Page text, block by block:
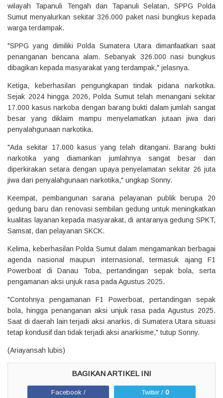
wilayah Tapanuli Tengah dan Tapanuli Selatan, SPPG Polda
Sumut menyalurkan sekitar 326.000 paket nasi bungkus kepada
warga terdampak.
"SPPG yang dimiliki Polda Sumatera Utara dimanfaatkan saat
penanganan bencana alam. Sebanyak 326.000 nasi bungkus
dibagikan kepada masyarakat yang terdampak," jelasnya.
Ketiga, keberhasilan pengungkapan tindak pidana narkotika.
Sejak 2024 hingga 2026, Polda Sumut telah menangani sekitar
17.000 kasus narkoba dengan barang bukti dalam jumlah sangat
besar yang diklaim mampu menyelamatkan jutaan jiwa dari
penyalahgunaan narkotika.
"Ada sekitar 17.000 kasus yang telah ditangani. Barang bukti
narkotika yang diamankan jumlahnya sangat besar dan
diperkirakan setara dengan upaya penyelamatan sekitar 26 juta
jiwa dari penyalahgunaan narkotika," ungkap Sonny.
Keempat, pembangunan sarana pelayanan publik berupa 20
gedung baru dan renovasi sembilan gedung untuk meningkatkan
kualitas layanan kepada masyarakat, di antaranya gedung SPKT,
Samsat, dan pelayanan SKCK.
Kelima, keberhasilan Polda Sumut dalam mengamankan berbagai
agenda nasional maupun internasional, termasuk ajang F1
Powerboat di Danau Toba, pertandingan sepak bola, serta
pengamanan aksi unjuk rasa pada Agustus 2025.
"Contohnya pengamanan F1 Powerboat, pertandingan sepak
bola, hingga penanganan aksi unjuk rasa pada Agustus 2025.
Saat di daerah lain terjadi aksi anarkis, di Sumatera Utara situasi
tetap kondusif dan tidak terjadi aksi anarkisme," tutup Sonny.
(Ariayansah lubis)
Facebook / Twitter / 0